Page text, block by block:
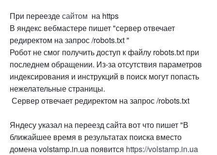
При переездесайтом на https
В яндекс вебмастере пишет "сервер отвечает
редиректом на запрос /robots.txt "
Робот не смог получить доступ к файлу robots.txt при
последнем обращении. Из-за отсутствия параметров
индексирования и инструкций в поиск могут попасть
нежелательные страницы.
Сервер отвечает редиректом на запрос /robots.txt
Яндесу указал на переезд сайта вот что пишет "В
ближайшее время в результатах поиска вместо
домена volstamp.in.ua появится https://volstamp.in.ua